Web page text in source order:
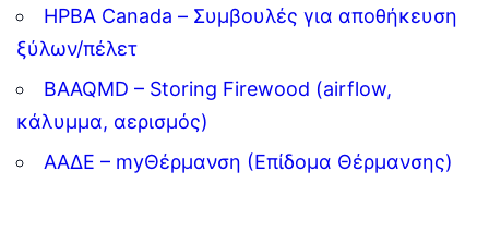
HPBA Canada – Συμβουλές για αποθήκευση
ξύλων/πέλετ
BAAQMD – Storing Firewood (airflow,
κάλυμμα, αερισμός)
ΑΑΔΕ – myΘέρμανση (Επίδομα Θέρμανσης)